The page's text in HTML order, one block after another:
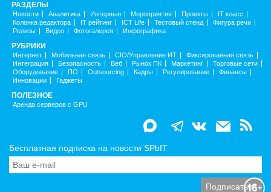
РАЗДЕЛЫ
Новости Аналитика Интервью Мероприятия Проекты
IT класс
Колонка редактора
IT рейтинг ICT Life Тестовый стенд
Фигура речи
Релизы
Видео Фотогалерея Инфографика
РУБРИКИ
Интернет Мобильная связь CIO/Управление ИТ
Фиксированная связь
Интеграция
Безопасность Веб Рынок ПК Маркетинг
Торговые сети
Оборудование
ПО Outsourcing Кадры Регулирование
Финансы
Инновации
Гаджеты
ПОЛЕЗНОЕ
Аренда серверов с GPU
Бесплатная подписка на новости SPbIT